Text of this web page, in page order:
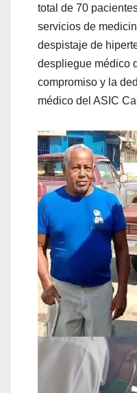
total de 70
servicios de
despistaje de
despliegue médico
compromiso y la
médico del ASIC